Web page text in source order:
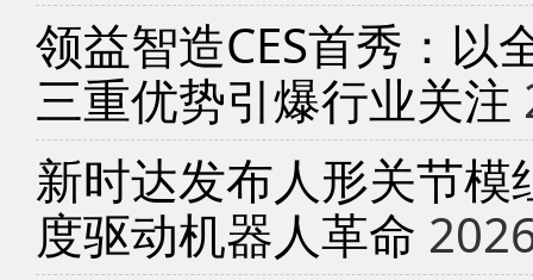
领益智造CES首秀：以
三重优势引爆行业关注
新时达发布人形关节
度驱动机器人革命